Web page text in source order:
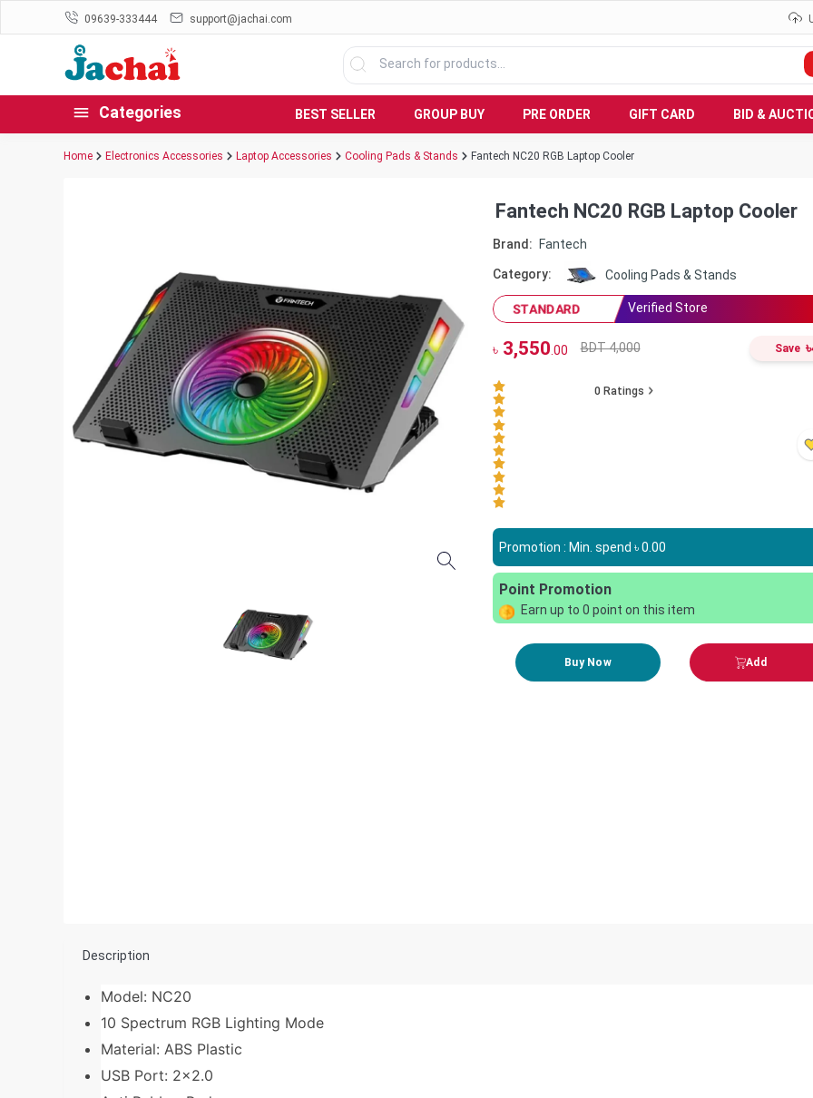
09639-333444 support@jachai.com
Categories BEST SELLER GROUP BUY PRE ORDER GIFT CARD BID &
Home Electronics Accessories Laptop Accessories Cooling Pads & Stands Fantech NC20 RGB Laptop Cooler
Fantech NC20 RGB Laptop Cooler
Brand: Fantech
Category: Cooling Pads & Stands
STANDARD Verified Store
৳3,550 .00 BDT 4,000 Save ৳
0 Ratings
Promotion : Min. spend ৳0.00
Point Promotion
Earn up to 0 point on this item
Buy Now Add
Description
Model: NC20
10 Spectrum RGB Lighting Mode
Material: ABS Plastic
USB Port: 2×2.0